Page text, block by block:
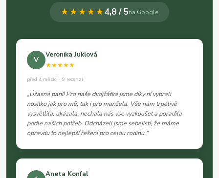
★★★★★4,8 / 5na Google
V
Veronika Juklová
★★★★★
před 4 měsíci · 9 recenzí
„Úžasná paní! Pro naše dvojčátka jsme díky ní vybrali
nosítko jak pro mě, tak i pro manžela. Vše nám trpělivě
vysvětlila, ukázala, nechala nás vše vyzkoušet a poradila
podle našich potřeb. Odcházeli jsme sebejistí, že máme
opravdu to nejlepší řešení pro celou rodinu."
Aneta Konfal